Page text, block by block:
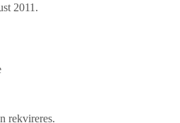
2011.
rekvireres.